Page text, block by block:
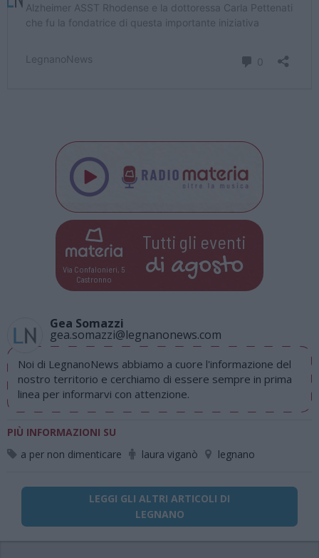
Via Confalonieri, 5
Castronno
Tutti gli eventi
di agosto
Gea Somazzi
gea.somazzi@legnanonews.com
Noi di LegnanoNews abbiamo a cuore l'informazione del
nostro territorio e cerchiamo di essere sempre in prima
linea per informarvi con attenzione.
PIÙ INFORMAZIONI SU
a per non dimenticare
laura viganò legnano
LEGGI GLI ALTRI ARTICOLI DI
LEGNANO